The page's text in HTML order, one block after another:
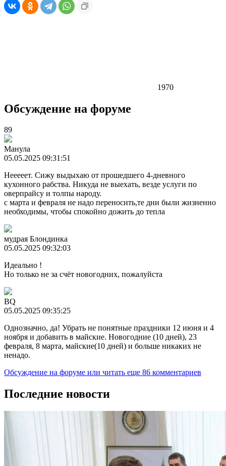
1970
Обсуждение на форуме
89
Манула
05.05.2025 09:31:51
Нееееет. Сижу выдыхаю от прошедшего 4-дневного
кухонного рабства. Никуда не выехать, везде услуги по
оверпрайсу и толпы народу.
с марта и февраля не надо переносить,те дни были жизненно
необходимы, чтобы спокойно дожить до тепла
мудрая Блондинка
05.05.2025 09:32:03
Идеально !
Но только не за счёт новогодних, пожалуйста
BQ
05.05.2025 09:35:25
Однозначно, да! Убрать не понятные праздники 12 июня и 4
ноября и добавить в майские. Новогодние (10 дней), 23
февраля, 8 марта, майские(10 дней) и больше никаких не
ненадо.
Обсуждение на форуме или читать еще 86 комментариев
Последние новости